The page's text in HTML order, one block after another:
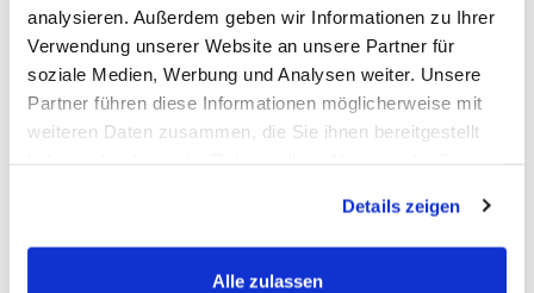
analysieren. Außerdem geben wir Informationen zu Ihrer
Verwendung unserer Website an unsere Partner für
soziale Medien, Werbung und Analysen weiter. Unsere
Partner führen diese Informationen möglicherweise mit
weiteren Daten zusammen, die Sie ihnen bereitgestellt
Details zeigen
Alle zulassen
Sofern wir eine reine Warenlieferung vornehmen
sollen, bekommst du direkt nach deiner Bestellung
eine Auftragsbestätigung und Proformarechnung.
Bitte die Auftragsbestätigung immer
Bitte prüfe die Auftragsbestätigung genau. Bei
unseren Produkten handelt es sich um
Aufmaßprodukte. Deshalb können wir diese nicht